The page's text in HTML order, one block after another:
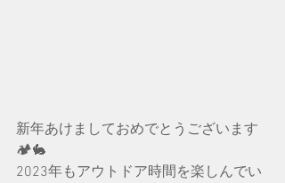
新年あけましておめでとうございます
🏕🐇
2023年もアウトドア時間を楽しんでい